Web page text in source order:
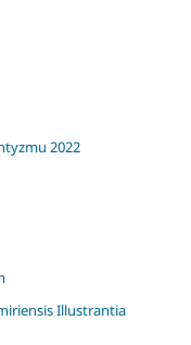
2022
Illustrantia